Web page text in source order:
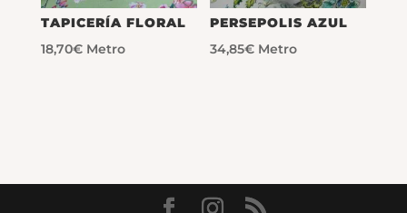
TAPICERÍA FLORAL
18,70€ Metro
PERSEPOLIS AZUL
34,85€ Metro